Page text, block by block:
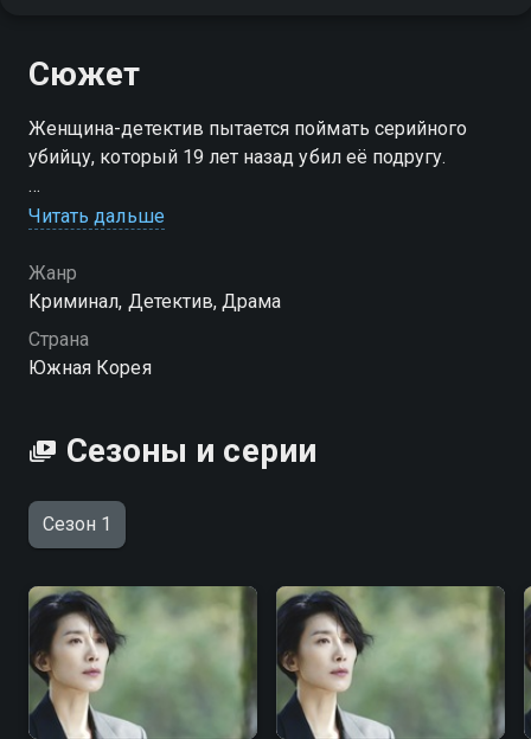
Сюжет
Женщина-детектив пытается поймать серийного
убийцу, который 19 лет назад убил её подругу.
Посмотреть онлайн 1 сезон сериала Никто не знает
качестве на Смотрёшке
Читать дальше
Жанр
Криминал, Детектив, Драма
Страна
Южная Корея
Сезоны и серии
Сезон 1